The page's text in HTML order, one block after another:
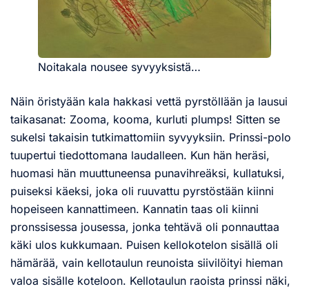
Noitakala nousee syvyyksistä…
Näin öristyään kala hakkasi vettä pyrstöllään ja lausui
taikasanat: Zooma, kooma, kurluti plumps! Sitten se
sukelsi takaisin tutkimattomiin syvyyksiin. Prinssi-polo
tuupertui tiedottomana laudalleen. Kun hän heräsi,
huomasi hän muuttuneensa punavihreäksi, kullatuksi,
puiseksi käeksi, joka oli ruuvattu pyrstöstään kiinni
hopeiseen kannattimeen. Kannatin taas oli kiinni
pronssisessa jousessa, jonka tehtävä oli ponnauttaa
käki ulos kukkumaan. Puisen kellokotelon sisällä oli
hämärää, vain kellotaulun reunoista siivilöityi hieman
valoa sisälle koteloon. Kellotaulun raoista prinssi näki,